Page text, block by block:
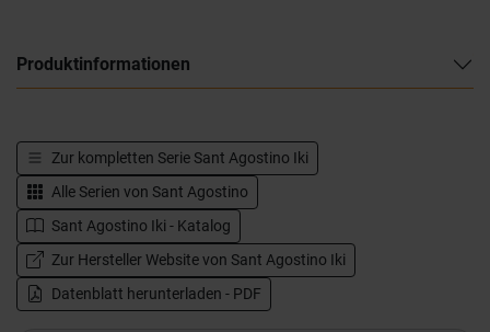
Produktinformationen
Zur kompletten Serie Sant Agostino Iki
Alle Serien von Sant Agostino
Sant Agostino Iki - Katalog
Zur Hersteller Website von Sant Agostino Iki
Datenblatt herunterladen - PDF